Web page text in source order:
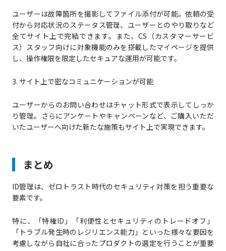
ユーザーは故障箇所を撮影してファイル添付が可能。依頼の受
付から対応状況のステータス管理、ユーザーとのやり取りなど
全てサイト上で完結できます。また、CS（カスタマーサービ
ス）スタッフ向けに対象機能のみを搭載したマイページを提供
し、操作権限を限定したセキュアな運用が可能です。
3. サイト上で密なコミュニケーションが可能
ユーザーからのお問い合わせはチャット形式で表示してしっか
り管理。さらにアンケートやキャンペーンなど、ご購入いただ
いたユーザーへ向けた新たな施策もサイト上で実現できます。
まとめ
ID管理は、ゼロトラスト時代のセキュリティ対策を担う重要な
要素です。
特に、「特権ID」「利便性とセキュリティのトレードオフ」
「トラブル発生時のレジリエンス能力」といった様々な要因を
考慮しながら自社に合ったプロダクトの選定を行うことが重要